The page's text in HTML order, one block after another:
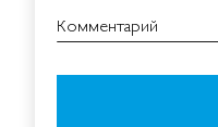
Комментарий